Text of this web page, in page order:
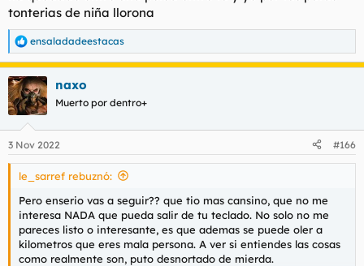
tonterias de niña llorona
R
e
a
c
c
i
e
s
ensaladadeestacas
naxo
Muerto por dentro+
3 Nov 2022 #166
le_sarref rebuznó:
Pero enserio vas a seguir?? que tio mas cansino, que no me
interesa NADA que pueda salir de tu teclado. No solo no me
pareces listo o interesante, es que ademas se puede oler a
kilometros que eres mala persona. A ver si entiendes las cosas
como realmente son, puto desnortado de mierda.